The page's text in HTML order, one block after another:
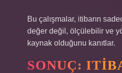
Bu çalışmalar, itibarın
değer değil, ölçülebilir ve
kaynak olduğunu kanıtlar.
SONUÇ: